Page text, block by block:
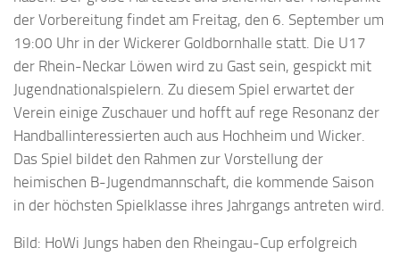
der Vorbereitung findet am Freitag, den 6. September um
19:00 Uhr in der Wickerer Goldbornhalle statt. Die U17
der Rhein-Neckar Löwen wird zu Gast sein, gespickt mit
Jugendnationalspielern. Zu diesem Spiel erwartet der
Verein einige Zuschauer und hofft auf rege Resonanz der
Handballinteressierten auch aus Hochheim und Wicker.
Das Spiel bildet den Rahmen zur Vorstellung der
heimischen B-Jugendmannschaft, die kommende Saison
in der höchsten Spielklasse ihres Jahrgangs antreten wird.
Bild: HoWi Jungs haben den Rheingau-Cup erfolgreich